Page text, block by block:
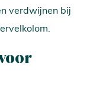
verdwijnen bij